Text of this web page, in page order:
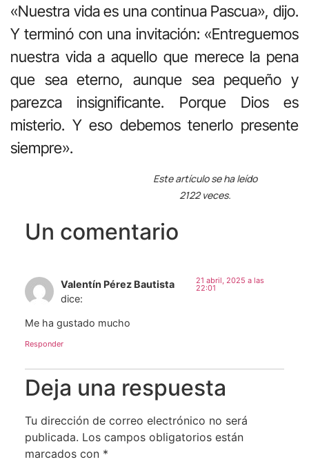
«Nuestra vida es una continua Pascua», dijo.
Y terminó con una invitación: «Entreguemos
nuestra vida a aquello que merece la pena
que sea eterno, aunque sea pequeño y
parezca insignificante. Porque Dios es
misterio. Y eso debemos tenerlo presente
siempre».
Este artículo se ha leído
2122 veces.
Un comentario
Valentín Pérez Bautista
dice:
21 abril, 2025 a las
22:01
Me ha gustado mucho
Responder
Deja una respuesta
Tu dirección de correo electrónico no será
publicada. Los campos obligatorios están
marcados con *